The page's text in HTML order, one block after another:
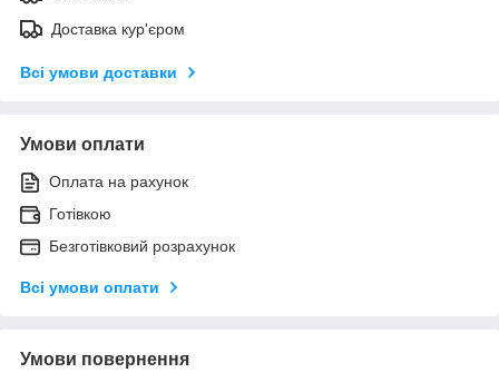
Доставка кур'єром
Всі умови доставки
Умови оплати
Оплата на рахунок
Готівкою
Безготівковий розрахунок
Всі умови оплати
Умови повернення